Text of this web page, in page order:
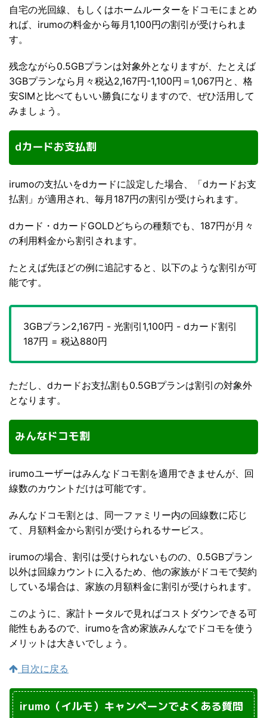
自宅の光回線、もしくはホームルーターをドコモにまとめ
れば、irumoの料金から毎月1,100円の割引が受けられま
す。
残念ながら0.5GBプランは対象外となりますが、たとえば
3GBプランなら月々税込2,167円-1,100円＝1,067円と、格
安SIMと比べてもいい勝負になりますので、ぜひ活用して
みましょう。
dカードお支払割
irumoの支払いをdカードに設定した場合、「dカードお支
払割」が適用され、毎月187円の割引が受けられます。
dカード・dカードGOLDどちらの種類でも、187円が月々
の利用料金から割引されます。
たとえば先ほどの例に追記すると、以下のような割引が可
能です。
3GBプラン2,167円 - 光割引1,100円 - dカード割引
187円 = 税込880円
ただし、dカードお支払割も0.5GBプランは割引の対象外
となります。
みんなドコモ割
irumoユーザーはみんなドコモ割を適用できませんが、回
線数のカウントだけは可能です。
みんなドコモ割とは、同一ファミリー内の回線数に応じ
て、月額料金から割引が受けられるサービス。
irumoの場合、割引は受けられないものの、0.5GBプラン
以外は回線カウントに入るため、他の家族がドコモで契約
している場合は、家族の月額料金に割引が受けられます。
このように、家計トータルで見ればコストダウンできる可
能性もあるので、irumoを含め家族みんなでドコモを使う
メリットは大きいでしょう。
目次に戻る
irumo（イルモ）キャンペーンでよくある質問